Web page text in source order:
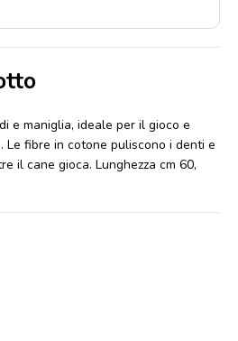
e maniglia, ideale per il gioco e
Le fibre in cotone puliscono i denti e
il cane gioca. Lunghezza cm 60,